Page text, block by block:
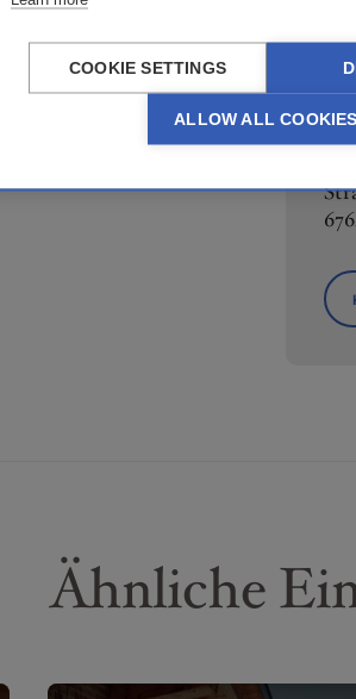
Ähnliche
COOKIE SETTINGS
ALLOW ALL COOKIES